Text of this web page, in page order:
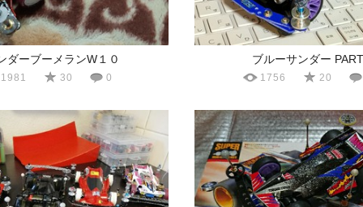
ダーブーメランW１０
1981 30 0
ブルーサンダー
1756 20